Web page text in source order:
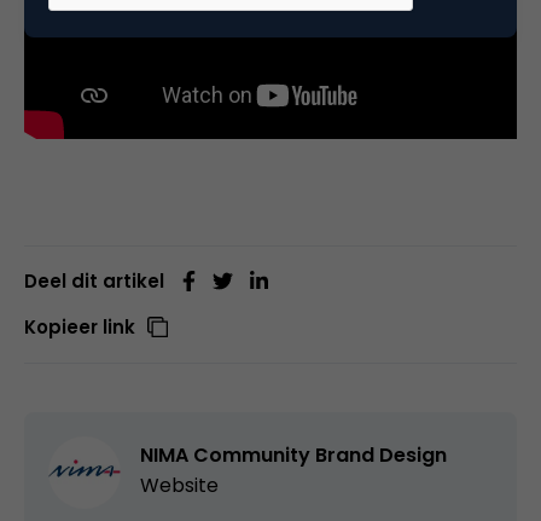
Deel dit artikel
Kopieer link
NIMA Community Brand Design
Website